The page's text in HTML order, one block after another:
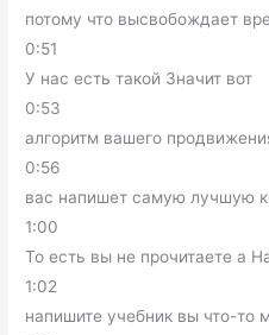
потому что высвобождает
0:51
У нас есть такой Значит вот
0:53
алгоритм вашего
0:56
вас напишет самую лучшую
1:00
То есть вы не прочитаете а
1:02
напишите учебник вы что-то